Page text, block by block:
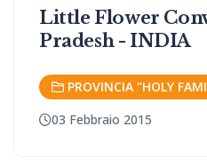
Little Flower
Pradesh - INDIA
PROVINCIA "HOLY
03 Febbraio 2015